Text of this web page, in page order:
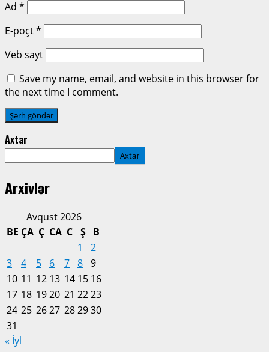
Ad *
E-poçt*
Veb sayt
Save my name, email, and website in this browser for
the next time I comment.
Axtar
Axtar
Arxivlər
Avqust 2026
BE ÇA Ç CA C Ş
B
1
2
3
4 5 6 7 8 9
10 11 12 13 14 15 16
17 18 1920 21 2223
24 25 2627 282930
31
« İyl